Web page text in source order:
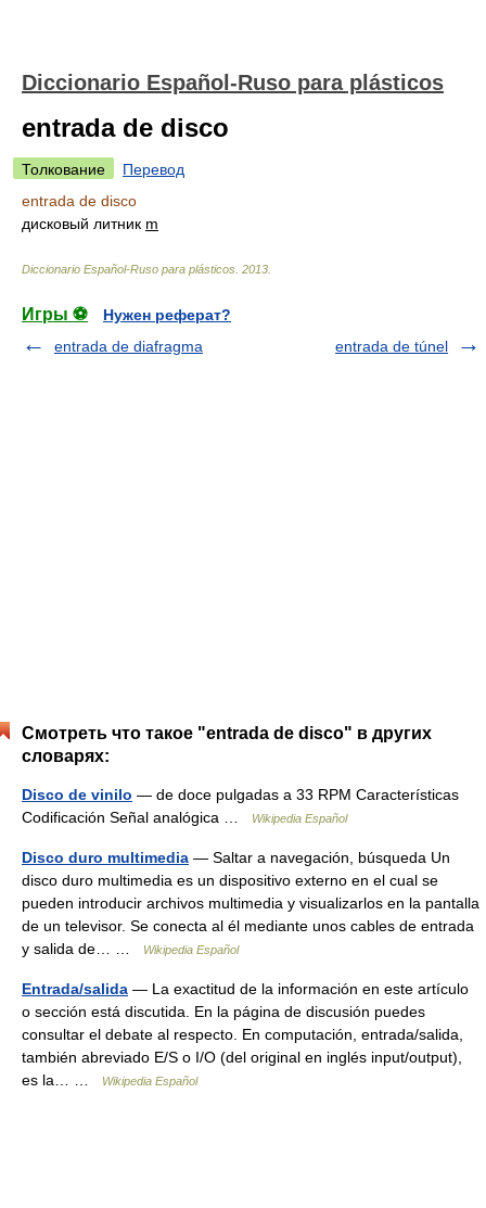
Diccionario Español-Ruso para plásticos
entrada de disco
Толкование
Перевод
entrada de disco
дисковый литник m
Diccionario Español-Ruso para plásticos 2013
Игры ⚽
Нужен реферат?
entrada de diafragma
entrada de túnel
Смотреть что такое "entrada de disco" в других
словарях:
Disco de vinilo — de doce pulgadas a 33 RPM Características
Codificación Señal analógica …
Wikipedia Español
Disco duro multimedia — Saltar a navegación, búsqueda Un
disco duro multimedia es un dispositivo externo en el cual se
pueden introducir archivos multimedia y visualizarlos en la pantalla
de un televisor. Se conecta al él mediante unos cables de entrada
y salida de… …
Wikipedia Español
Entrada/salida — La exactitud de la información en este artículo
o sección está discutida. En la página de discusión puedes
consultar el debate al respecto. En computación, entrada/salida,
también abreviado E/S o I/O (del original en inglés input/output),
es la… …
Wikipedia Español